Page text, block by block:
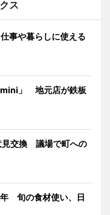
ス
事や暮らしに使える
mini」 地元店が鉄板
見交換 議場で町への
旬の食材使い、日